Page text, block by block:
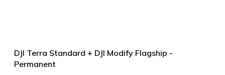
DJI Terra Standard + DJI Modify Flagship -
Permanent